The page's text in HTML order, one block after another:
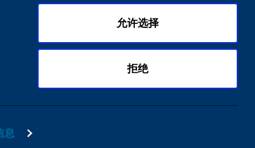
息
允许选择
拒绝